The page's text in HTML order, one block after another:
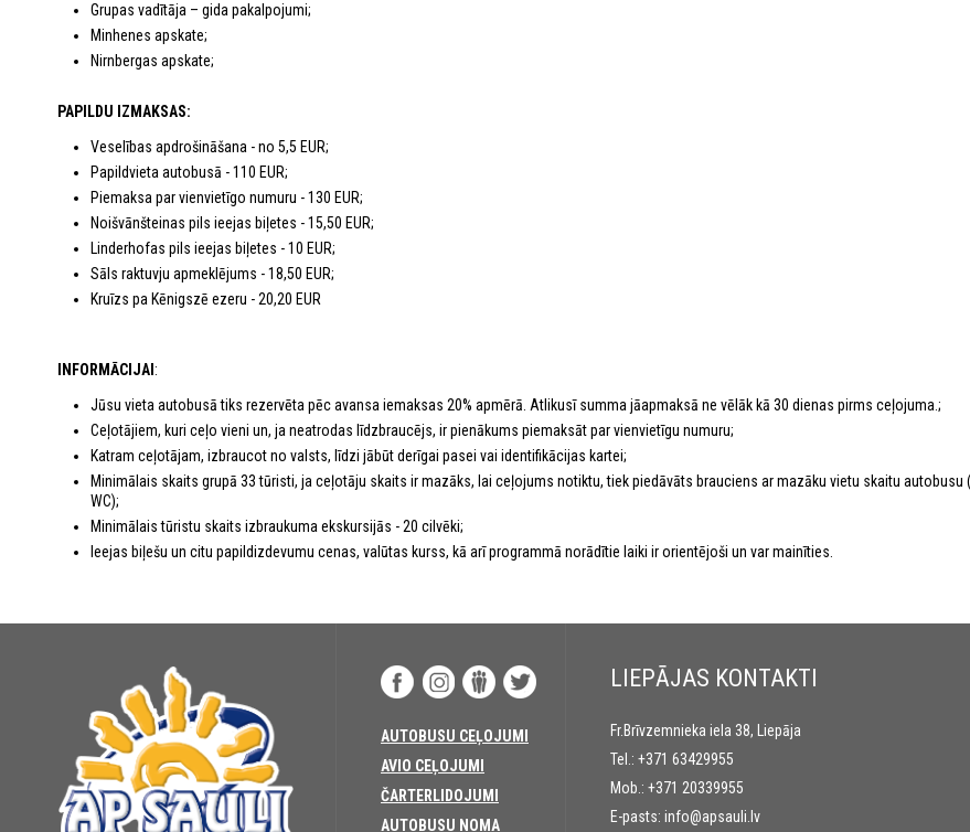
Grupas vadītāja – gida pakalpojumi;
Minhenes apskate;
Nirnbergas apskate;
PAPILDU IZMAKSAS:
Veselības apdrošināšana - no 5,5 EUR;
Papildvieta autobusā - 110 EUR;
Piemaksa par vienvietīgo numuru - 130 EUR;
Noišvānšteinas pils ieejas biļetes - 15,50 EUR;
Linderhofas pils ieejas biļetes - 10 EUR;
Sāls raktuvju apmeklējums - 18,50 EUR;
Kruīzs pa Kēnigszē ezeru - 20,20 EUR
INFORMĀCIJAI :
Jūsu vieta autobusā tiks rezervēta pēc avansa iemaksas 20% apmērā. Atlikusī summa jāapmaksā ne vēlāk kā 30 dienas pirms ceļojuma.;
Ceļotājiem, kuri ceļo vieni un, ja neatrodas līdzbraucējs, ir pienākums piemaksāt par vienvietīgu numuru;
Katram ceļotājam, izbraucot no valsts, līdzi jābūt derīgai pasei vai identifikācijas kartei;
Minimālais skaits grupā 33 tūristi, ja ceļotāju skaits ir mazāks, lai ceļojums notiktu, tiek piedāvāts brauciens ar mazāku vietu skaitu autobusu
WC);
Minimālais tūristu skaits izbraukuma ekskursijās - 20 cilvēki;
Ieejas biļešu un citu papildizdevumu cenas, valūtas kurss, kā arī programmā norādītie laiki ir orientējoši un var mainīties.
AUTOBUSU CEĻOJUMI
AVIO CEĻOJUMI
ČARTERLIDOJUMI
AUTOBUSU NOMA
LIEPĀJAS KONTAKTI
Fr.Brīvzemnieka iela 38, Liepāja
Tel.: +371 63429955
Mob.: +371 20339955
E-pasts: info@apsauli.lv